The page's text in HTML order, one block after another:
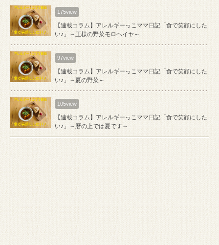
175view
【連載コラム】アレルギーっこママ日記「食で笑顔にした
い♪」～王様の野菜モロヘイヤ～
97view
【連載コラム】アレルギーっこママ日記「食で笑顔にした
い♪」～夏の野菜～
105view
【連載コラム】アレルギーっこママ日記「食で笑顔にした
い♪」～暦の上では夏です～